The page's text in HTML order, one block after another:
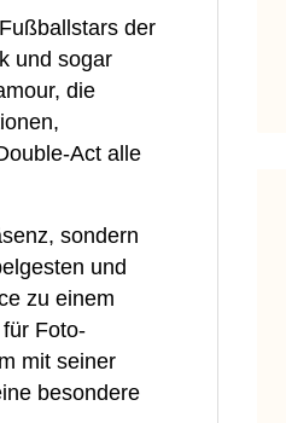
der
und sogar
die
Act alle
sondern
und
zu einem
Foto-
mit seiner
besondere